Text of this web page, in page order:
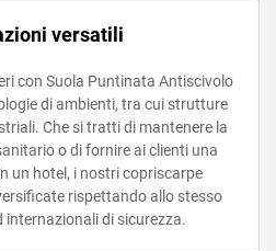
versatili
con Suola Puntinata Antiscivolo
di ambienti, tra cui strutture
Che si tratti di mantenere la
o di fornire ai clienti una
un hotel, i nostri copriscarpe
rispettando allo stesso
di sicurezza.